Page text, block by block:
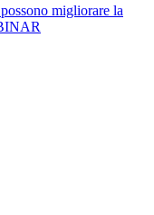
migliorare la